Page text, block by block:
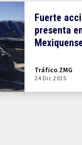
Fuerte
presenta
Tráfico ZMG
24 Dic 2015